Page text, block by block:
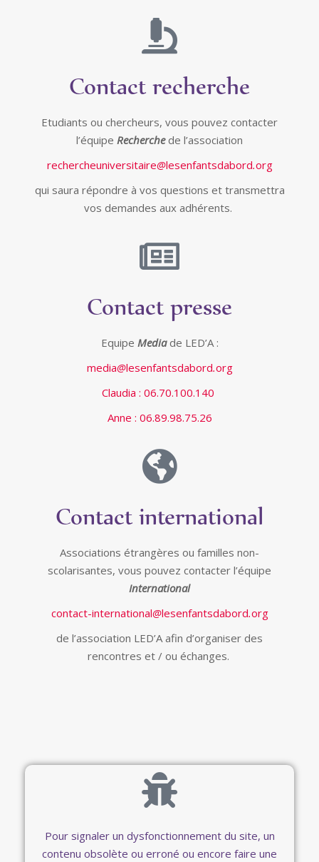
Contact recherche
Etudiants ou chercheurs, vous pouvez contacter
l’équipe Recherchede l’association
rechercheuniversitaire
lesenfantsdabord org
qui saura répondre à vos questions et transmettra
vos demandes aux adhérents.
Contact presse
Equipe Media de LED’A :
media
lesenfantsdabord org
Claudia : 06.70.100.140
Anne : 06.89.98.75.26
Contact international
Associations étrangères ou familles non-
scolarisantes, vous pouvez contacter l’équipe
International
contact-international
lesenfantsdabord org
de l’association LED’A afin d’organiser des
rencontres et / ou échanges.
Pour signaler un dysfonctionnement du site, un
contenu obsolète ou erroné ou encore faire une